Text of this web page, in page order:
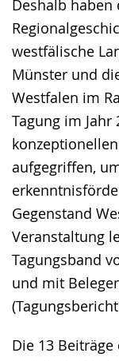
Deshalb haben
westfälische
Münster und
Westfalen im
Tagung im
aufgegriffen,
Gegenstand
Veranstaltung
Tagungsband
und mit
Die 13